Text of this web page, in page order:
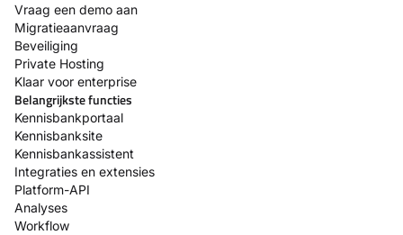
Vraag een demo aan
Migratieaanvraag
Beveiliging
Private Hosting
Klaar voor enterprise
Belangrijkste functies
Kennisbankportaal
Kennisbanksite
Kennisbankassistent
Integraties en extensies
Platform-API
Analyses
Workflow